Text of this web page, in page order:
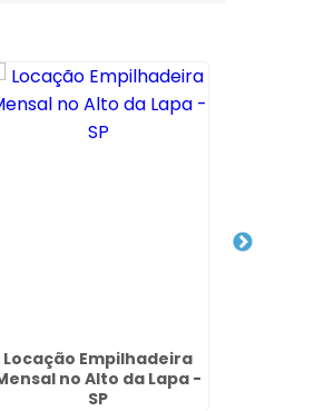
Locação Empilhadeira
no Alto da Lapa -
SP